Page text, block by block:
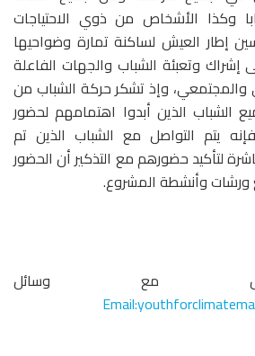
وكذا الأشخاص من ذوي الاحتياجات
إطار العيش لساكنة تمارة وضواحيها
وتعبئة الشباب والجهات الفاعلة
والمجتمعي، وإذ تشكر حركة الشباب من
الشباب الذين أبدوا اهتمامهم لحضور
يتم التواصل مع الشباب الذين تم
لتأكيد حضورهم مع التذكير أن الحضور
ورشات وأنشطة المشروع.
مع وسائل